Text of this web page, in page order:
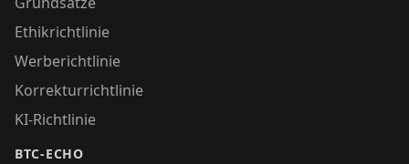
Ethikrichtlinie
Werberichtlinie
Korrekturrichtlinie
KI-Richtlinie
BTC-ECHO